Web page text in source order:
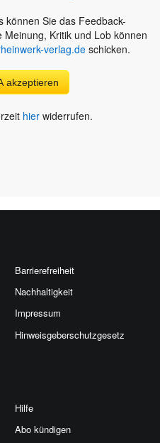
können Sie das Feedback-
Kritik und Lob können
verlag.deschicken.
akzeptieren
hier widerrufen.
Barrierefreiheit
Nachhaltigkeit
Impressum
Hinweis­geber­schutz­gesetz
Hilfe
Abo kündigen